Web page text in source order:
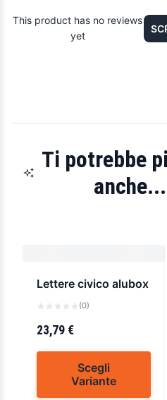
This product has no reviews
yet
Ti potrebbe
anche...
Lettere civico alubox
(0)
23,79 €
Scegli
Variante